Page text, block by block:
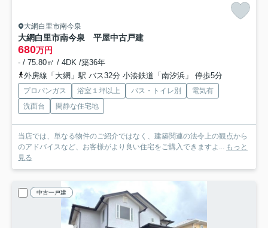
大網白里市南今泉
大網白里市南今泉 平屋中古戸建
680万円
- / 75.80㎡ / 4DK /築36年
外房線「大網」駅 バス32分 小湊鉄道「南汐浜」 停歩5分
プロパンガス 浴室１坪以上 バス・トイレ別
電気有
洗面台
閑静な住宅地
当店では、単なる物件のご紹介ではなく、建築関連の法令上の観点から
のアドバイスなど、お客様がより良い住宅をご購入できますよ...
もっと
見る
中古一戸建